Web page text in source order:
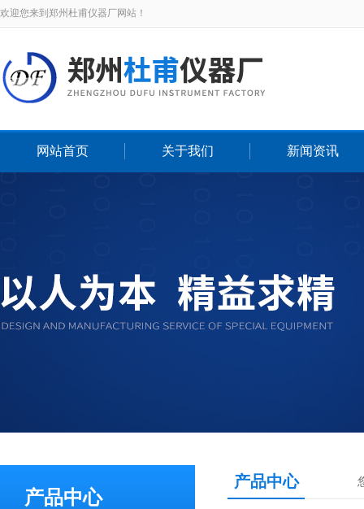
欢迎您来到郑州杜甫仪器厂网站！
网站首页 关于我们 新闻资讯
产品中心
产品中心